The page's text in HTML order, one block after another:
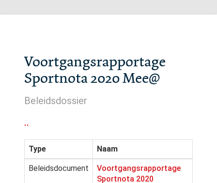
Voortgangsrapportage
Sportnota 2020 Mee@
Beleidsdossier
..
Type Naam
Beleidsdocument
Voortgangsrapportage
Sportnota 2020